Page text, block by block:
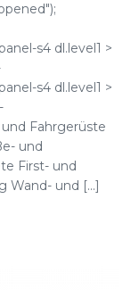
s4 dl.level1 >
s4 dl.level1 >
und Fahrgerüste
und
First- und
Wand- und [...]